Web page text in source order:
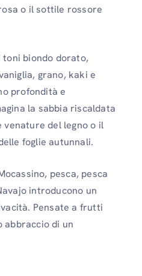
o il sottile rossore
toni biondo dorato,
grano, kaki e
profondità e
la sabbia riscaldata
venature del legno o il
foglie autunnali.
pesca, pesca
introducono un
Pensate a frutti
abbraccio di un